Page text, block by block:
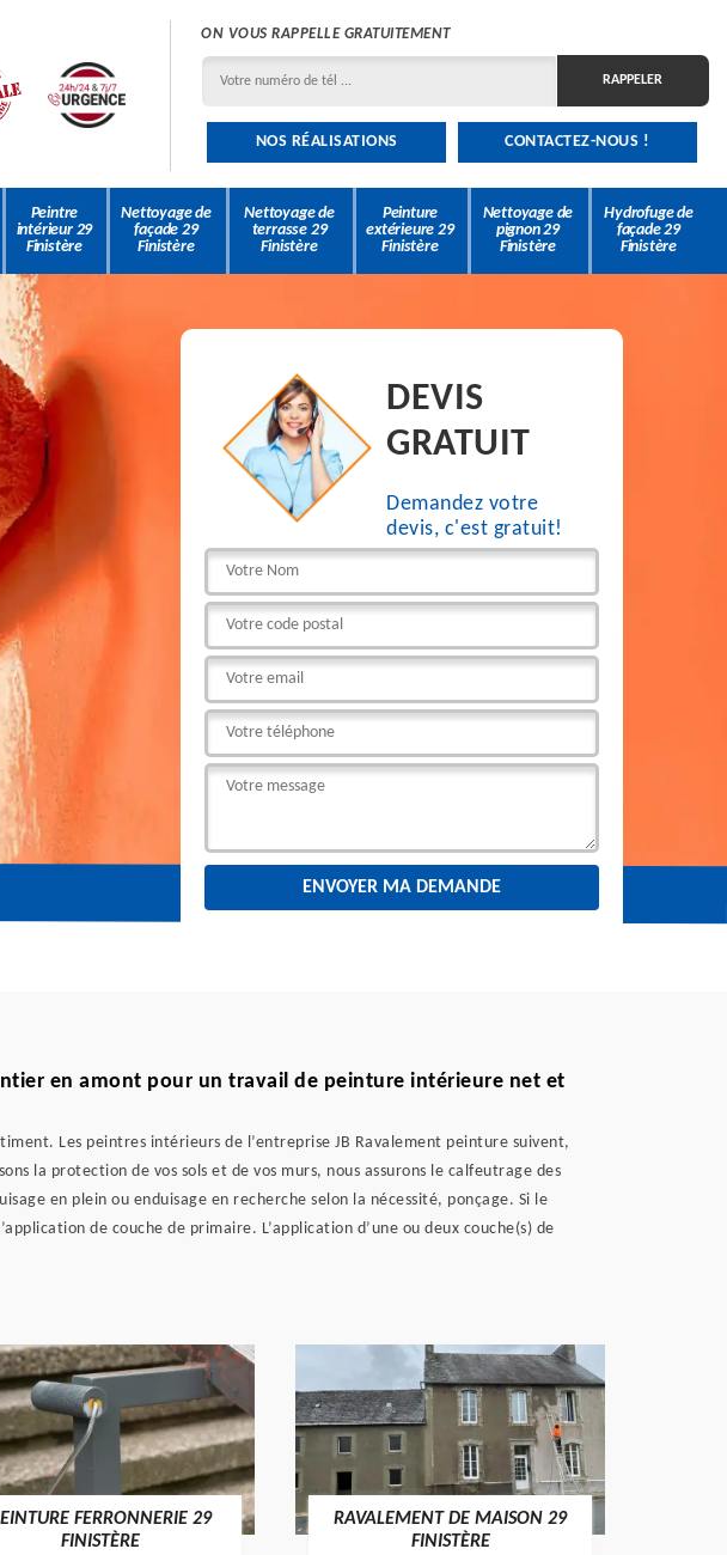
ON VOUS RAPPELLE GRATUITEMENT
NOS RÉALISATIONS CONTACTEZ-NOUS !
Peintre
intérieur 29
Finistère
Nettoyage de
façade 29
Finistère
Nettoyage de
terrasse 29
Finistère
Peinture
extérieure 29
Finistère
Nettoyage de
pignon 29
Finistère
Hydrofuge de
façade 29
Finistère
DEVIS
GRATUIT
Demandez votre
devis, c'est gratuit!
en amont pour un travail de peinture intérieure net et
Les peintres intérieurs de l’entreprise JB Ravalement peinture suivent,
la protection de vos sols et de vos murs, nous assurons le calfeutrage des
en plein ou enduisage en recherche selon la nécessité, ponçage. Si le
de couche de primaire. L’application d’une ou deux couche(s) de
FERRONNERIE 29
FINISTÈRE
RAVALEMENT DE MAISON 29
FINISTÈRE